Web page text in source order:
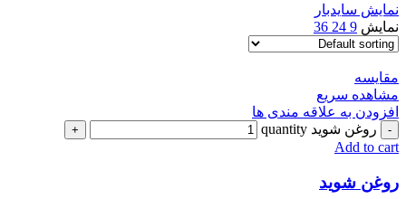
نمایش سایدبار
نمایش 9
24
36
مقایسه
مشاهده سریع
افزودن به علاقه مندی ها
روغن شوید quantity
Add to cart
روغن شوید